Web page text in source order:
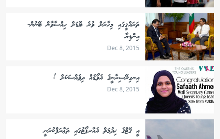
ތަރައްޤީގައި މިހާރަށް ވުރެ ބޮޑަށް ހިއްސާވާން ބޭނުން-
އިންޑިޔާ
Dec 8, 2015
އިނގިރޭސިރާނީގެ އެވޯޑެއް ދިވެއްސަކަށް !
Dec 8, 2015
އީ ގޭޓްގެ ޚިދުމަތް އެއާރޕޯޓުގައި ތަޢާރަފްކުރަނީ